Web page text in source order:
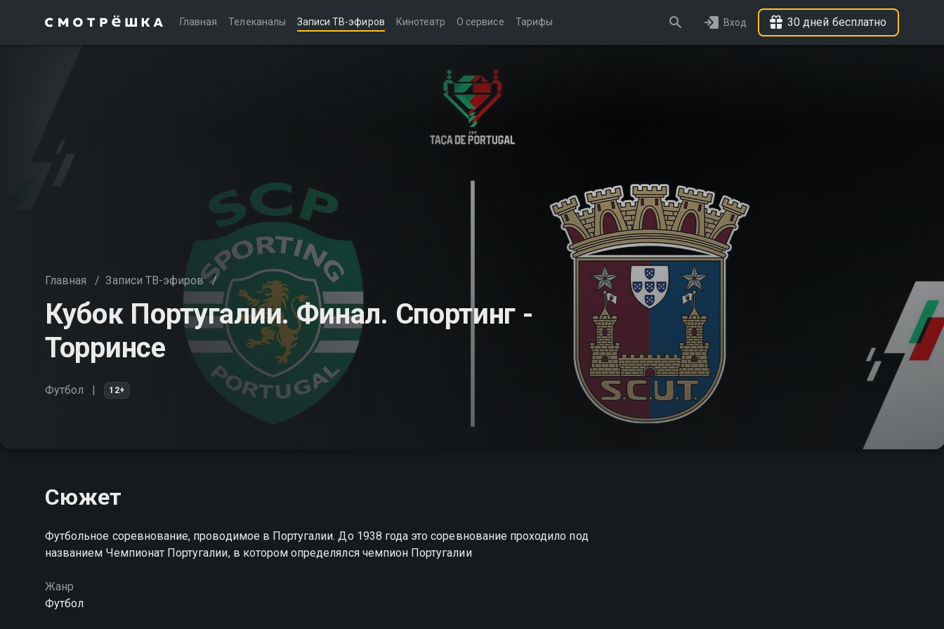
Главная Телеканалы Записи ТВ-эфиров Кинотеатр О сервисе Тарифы Вход 30 дней бесплатно
Главная / Записи ТВ-эфиров /
Кубок Португалии. Финал. Спортинг -
Торринсе
Футбол 12+
Сюжет
Футбольное соревнование, проводимое в Португалии. До 1938 года это соревнование проходило под
названием Чемпионат Португалии, в котором определялся чемпион Португалии
Жанр
Футбол